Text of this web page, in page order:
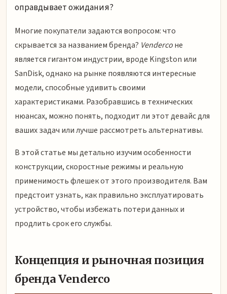
оправдывает ожидания?
Многие покупатели задаются вопросом: что
скрывается за названием бренда? Vendercoне
является гигантом индустрии, вроде Kingston или
SanDisk, однако на рынке появляются интересные
модели, способные удивить своими
характеристиками. Разобравшись в технических
нюансах, можно понять, подходит ли этот девайс для
ваших задач или лучше рассмотреть альтернативы.
В этой статье мы детально изучим особенности
конструкции, скоростные режимы и реальную
применимость флешек от этого производителя. Вам
предстоит узнать, как правильно эксплуатировать
устройство, чтобы избежать потери данных и
продлить срок его службы.
Концепция и рыночная позиция
бренда Venderco